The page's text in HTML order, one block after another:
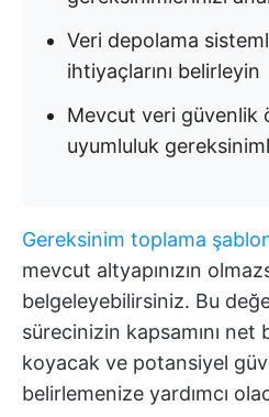
Veri depolama
ihtiyaçlarını belirleyin
Mevcut veri güvenlik
uyumluluk
Gereksinim toplama
mevcut altyapınızın
belgeleyebilirsiniz. Bu
sürecinizin kapsamını
koyacak ve potansiyel
belirlemenize yardımcı